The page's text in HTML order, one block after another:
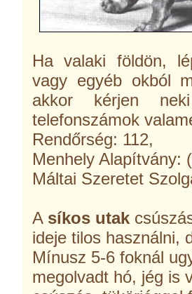
Ha valaki földön,
vagy egyéb okból
akkor kérjen
telefonszámok
Rendőrség: 112,
Menhely Alapítvány:
Máltai Szeretet
A síkos utak
ideje tilos használni,
Mínusz 5-6 foknál
megolvadt hó, jég is